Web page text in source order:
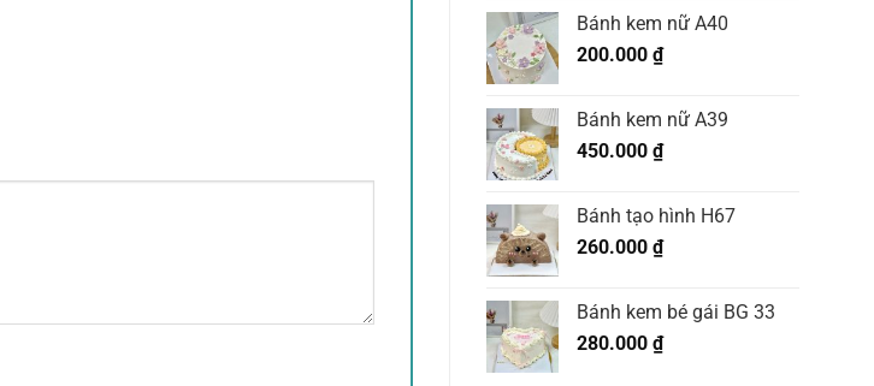
Bánh kem nữ A40
200.000 ₫
Bánh kem nữ A39
450.000 ₫
Bánh tạo hình H67
260.000 ₫
Bánh kem bé gái BG 33
280.000 ₫